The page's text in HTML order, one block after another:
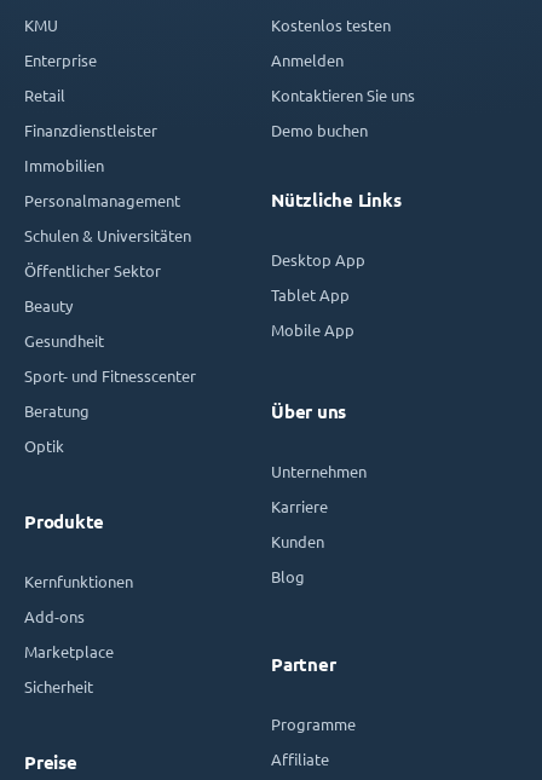
KMU
Enterprise
Retail
Finanzdienstleister
Immobilien
Personalmanagement
Schulen & Universitäten
Öffentlicher Sektor
Beauty
Gesundheit
Sport- und Fitnesscenter
Beratung
Optik
Produkte
Kernfunktionen
Add-ons
Marketplace
Sicherheit
Preise
Kostenlos testen
Anmelden
Kontaktieren Sie uns
Demo buchen
Nützliche Links
Desktop App
Tablet App
Mobile App
Über uns
Unternehmen
Karriere
Kunden
Blog
Partner
Programme
Affiliate